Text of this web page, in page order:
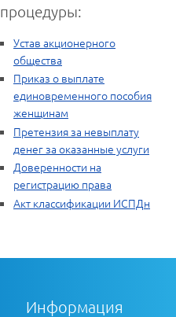
процедуры:
Устав акционерного
общества
Приказ о выплате
единовременного пособия
женщинам
Претензия за невыплату
денег за оказанные услуги
Доверенности на
регистрацию права
Акт классификации ИСПДн
Информация